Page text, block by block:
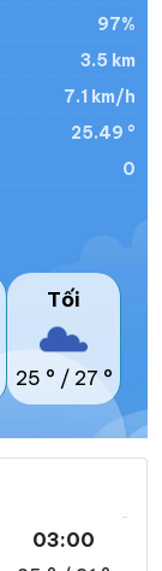
97%
3.5 km
7.1 km/h
25.49 °
0
Tối
25 ° / 27 °
03:00